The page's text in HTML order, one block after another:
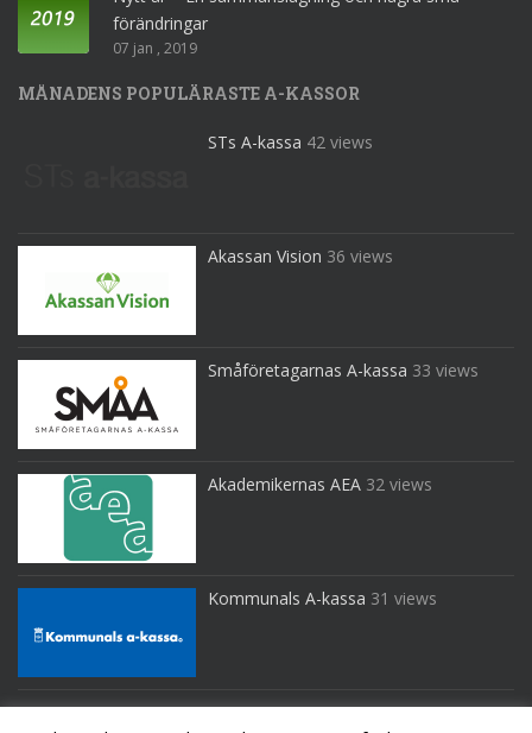
förändringar
07 jan , 2019
MÅNADENS POPULÄRASTE A-KASSOR
STs A-kassa 42 views
Akassan Vision 36 views
Småföretagarnas A-kassa 33 views
Akademikernas AEA 32 views
Kommunals A-kassa 31 views